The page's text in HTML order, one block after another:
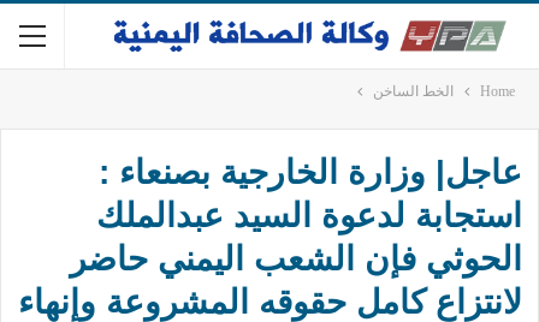
Home الخط الساخن
عاجل| وزارة الخارجية بصنعاء :
استجابة لدعوة السيد عبدالملك
الحوثي فإن الشعب اليمني حاضر
لانتزاع كامل حقوقه المشروعة وإنهاء